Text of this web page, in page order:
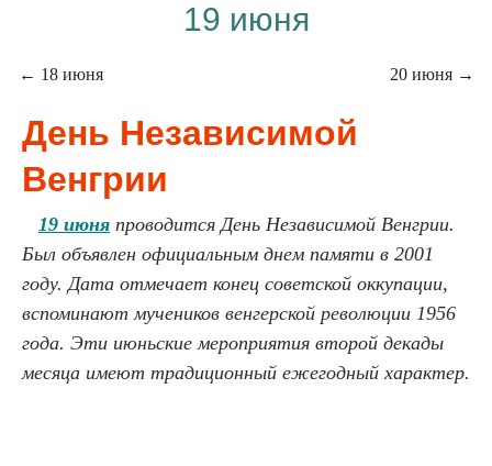
19 июня
← 18 июня 20 июня →
День Независимой
Венгрии
19 июня проводится День Независимой Венгрии.
Был объявлен официальным днем памяти в 2001
году. Дата отмечает конец советской оккупации,
вспоминают мучеников венгерской революции 1956
года. Эти июньские мероприятия второй декады
месяца имеют традиционный ежегодный характер.